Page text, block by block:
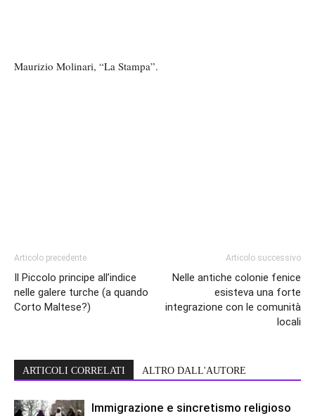
Maurizio Molinari, “La Stampa”.
Articolo precedente
Il Piccolo principe all’indice
nelle galere turche (a quando
Corto Maltese?)
Articolo successivo
Nelle antiche colonie fenice
esisteva una forte
integrazione con le comunità
locali
ARTICOLI CORRELATI ALTRO DALL'AUTORE
Immigrazione e sincretismo religioso